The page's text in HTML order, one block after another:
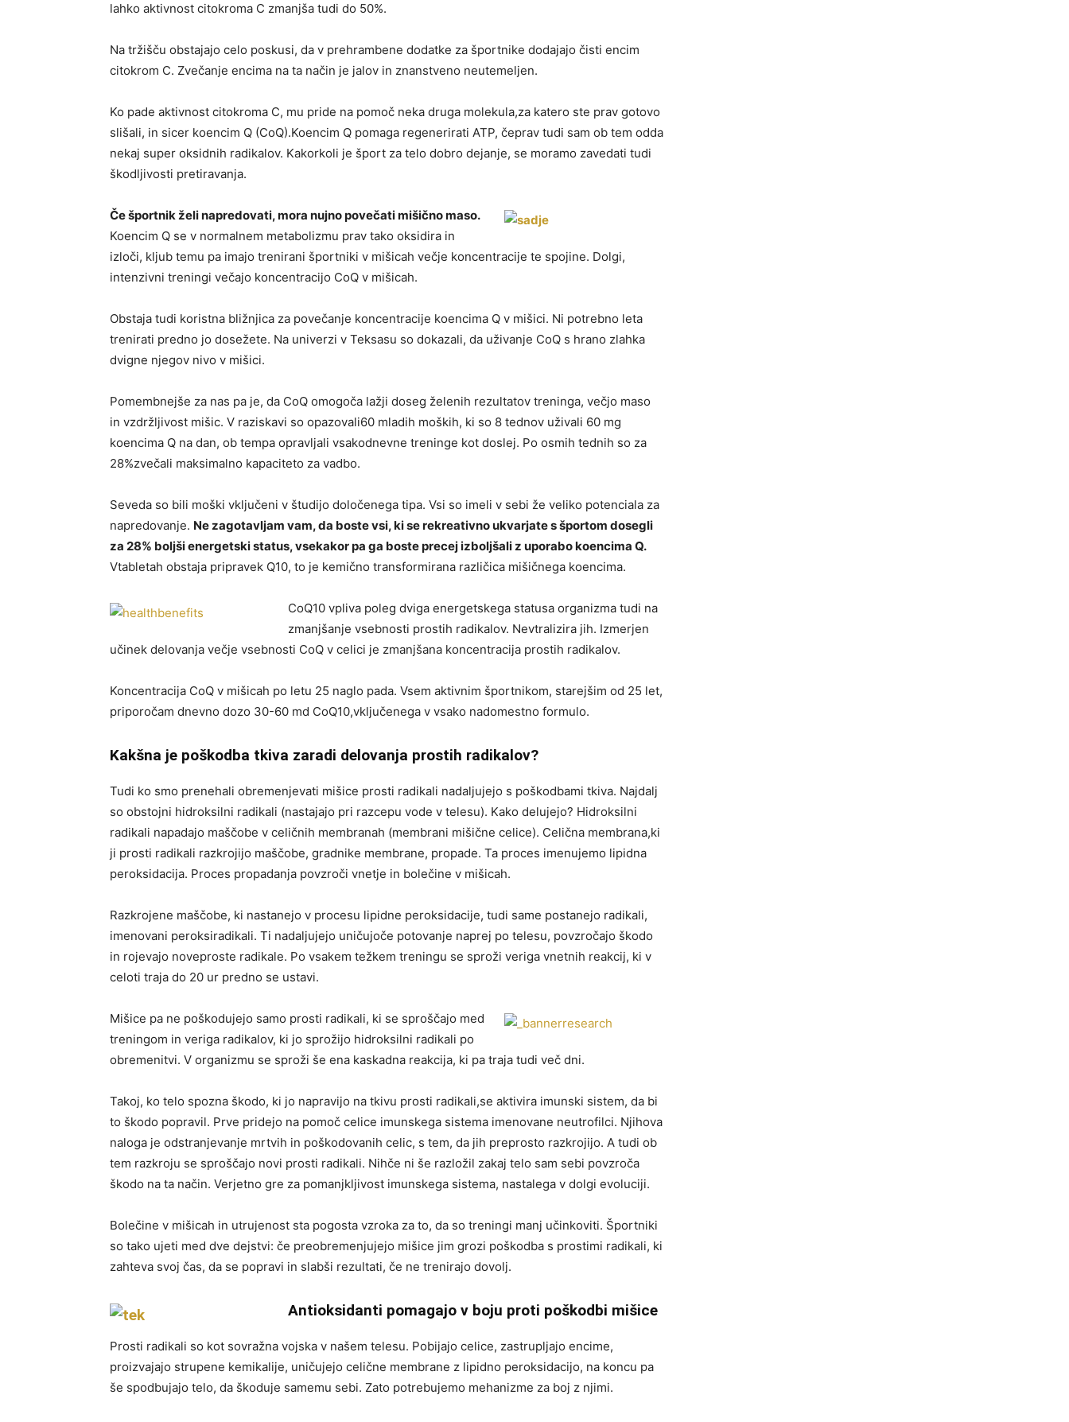
lahko aktivnost citokroma C zmanjša tudi do 50%.
Na tržišču obstajajo celo poskusi, da v prehrambene dodatke za športnike dodajajo čisti encim
citokrom C. Zvečanje encima na ta način je jalov in znanstveno neutemeljen.
Ko pade aktivnost citokroma C, mu pride na pomoč neka druga molekula,za katero ste prav gotovo
slišali, in sicer koencim Q (CoQ).Koencim Q pomaga regenerirati ATP, čeprav tudi sam ob tem odda
nekaj super oksidnih radikalov. Kakorkoli je šport za telo dobro dejanje, se moramo zavedati tudi
škodljivosti pretiravanja.
Če športnik želi napredovati, mora nujno povečati mišično maso.
Koencim Q se v normalnem metabolizmu prav tako oksidira in
izloči, kljub temu pa imajo trenirani športniki v mišicah večje koncentracije te spojine. Dolgi,
intenzivni treningi večajo koncentracijo CoQ v mišicah.
Obstaja tudi koristna bližnjica za povečanje koncentracije koencima Q v mišici. Ni potrebno leta
trenirati predno jo dosežete. Na univerzi v Teksasu so dokazali, da uživanje CoQ s hrano zlahka
dvigne njegov nivo v mišici.
Pomembnejše za nas pa je, da CoQ omogoča lažji doseg želenih rezultatov treninga, večjo maso
in vzdržljivost mišic. V raziskavi so opazovali60 mladih moških, ki so 8 tednov uživali 60 mg
koencima Q na dan, ob tempa opravljali vsakodnevne treninge kot doslej. Po osmih tednih so za
28%zvečali maksimalno kapaciteto za vadbo.
Seveda so bili moški vključeni v študijo določenega tipa. Vsi so imeli v sebi že veliko potenciala za
napredovanje. Ne zagotavljam vam, da boste vsi, ki se rekreativno ukvarjate s športom dosegli
za 28% boljši energetski status, vsekakor pa ga boste precej izboljšali z uporabo koencima Q.
Vtabletah obstaja pripravek Q10, to je kemično transformirana različica mišičnega koencima.
CoQ10 vpliva poleg dviga energetskega statusa organizma tudi na
zmanjšanje vsebnosti prostih radikalov. Nevtralizira jih. Izmerjen
učinek delovanja večje vsebnosti CoQ v celici je zmanjšana koncentracija prostih radikalov.
Koncentracija CoQ v mišicah po letu 25 naglo pada. Vsem aktivnim športnikom, starejšim od 25 let,
priporočam dnevno dozo 30-60 md CoQ10,vključenega v vsako nadomestno formulo.
Kakšna je poškodba tkiva zaradi delovanja prostih radikalov?
Tudi ko smo prenehali obremenjevati mišice prosti radikali nadaljujejo s poškodbami tkiva. Najdalj
so obstojni hidroksilni radikali (nastajajo pri razcepu vode v telesu). Kako delujejo? Hidroksilni
radikali napadajo maščobe v celičnih membranah (membrani mišične celice). Celična membrana,ki
ji prosti radikali razkrojijo maščobe, gradnike membrane, propade. Ta proces imenujemo lipidna
peroksidacija. Proces propadanja povzroči vnetje in bolečine v mišicah.
Razkrojene maščobe, ki nastanejo v procesu lipidne peroksidacije, tudi same postanejo radikali,
imenovani peroksiradikali. Ti nadaljujejo uničujoče potovanje naprej po telesu, povzročajo škodo
in rojevajo noveproste radikale. Po vsakem težkem treningu se sproži veriga vnetnih reakcij, ki v
celoti traja do 20 ur predno se ustavi.
Mišice pa ne poškodujejo samo prosti radikali, ki se sproščajo med
treningom in veriga radikalov, ki jo sprožijo hidroksilni radikali po
obremenitvi. V organizmu se sproži še ena kaskadna reakcija, ki pa traja tudi več dni.
Takoj, ko telo spozna škodo, ki jo napravijo na tkivu prosti radikali,se aktivira imunski sistem, da bi
to škodo popravil. Prve pridejo na pomoč celice imunskega sistema imenovane neutrofilci. Njihova
naloga je odstranjevanje mrtvih in poškodovanih celic, s tem, da jih preprosto razkrojijo. A tudi ob
tem razkroju se sproščajo novi prosti radikali. Nihče ni še razložil zakaj telo sam sebi povzroča
škodo na ta način. Verjetno gre za pomanjkljivost imunskega sistema, nastalega v dolgi evoluciji.
Bolečine v mišicah in utrujenost sta pogosta vzroka za to, da so treningi manj učinkoviti. Športniki
so tako ujeti med dve dejstvi: če preobremenjujejo mišice jim grozi poškodba s prostimi radikali, ki
zahteva svoj čas, da se popravi in slabši rezultati, če ne trenirajo dovolj.
Antioksidanti pomagajo v boju proti poškodbi mišice
Prosti radikali so kot sovražna vojska v našem telesu. Pobijajo celice, zastrupljajo encime,
proizvajajo strupene kemikalije, uničujejo celične membrane z lipidno peroksidacijo, na koncu pa
še spodbujajo telo, da škoduje samemu sebi. Zato potrebujemo mehanizme za boj z njimi.